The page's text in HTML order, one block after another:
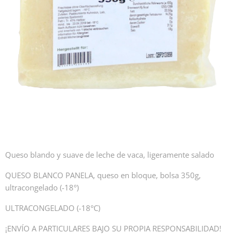
Queso blando y suave de leche de vaca, ligeramente salado
QUESO BLANCO PANELA, queso en bloque, bolsa 350g,
ultracongelado (-18°)
ULTRACONGELADO (-18°C)
¡ENVÍO A PARTICULARES BAJO SU PROPIA RESPONSABILIDAD!